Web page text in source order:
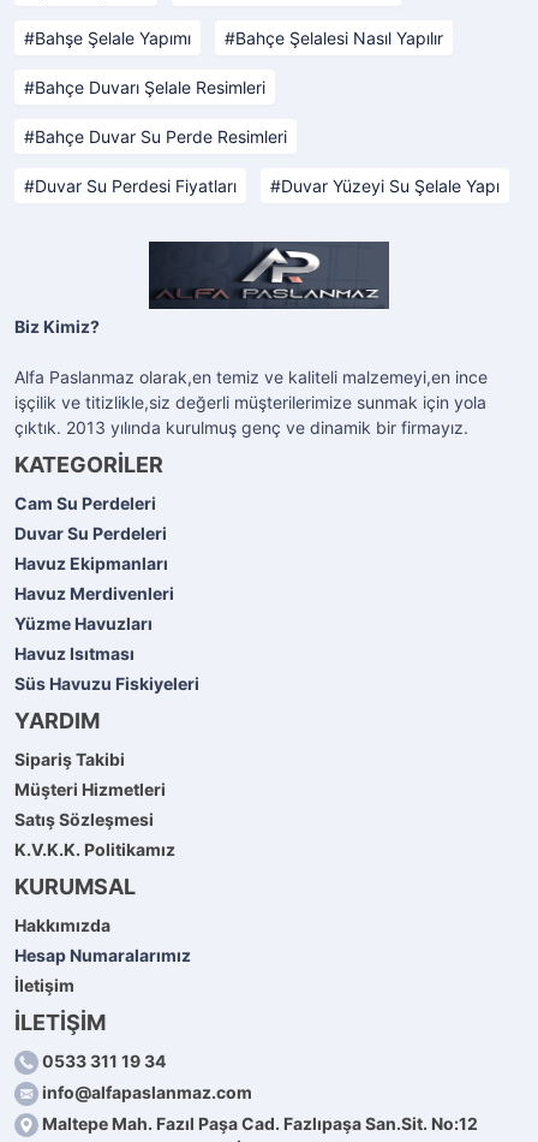
Bahşe Şelale Yapımı Bahçe Şelalesi Nasıl Yapılır
Bahçe Duvarı Şelale Resimleri
Bahçe Duvar Su Perde Resimleri
Duvar Su Perdesi Fiyatları Duvar Yüzeyi Su Şelale Yapı
Biz Kimiz?
Alfa Paslanmaz olarak,en temiz ve kaliteli malzemeyi,en ince
işçilik ve titizlikle,siz değerli müşterilerimize sunmak için yola
çıktık. 2013 yılında kurulmuş genç ve dinamik bir firmayız.
KATEGORİLER
Cam Su Perdeleri
Duvar Su Perdeleri
Havuz Ekipmanları
Havuz Merdivenleri
Yüzme Havuzları
Havuz Isıtması
Süs Havuzu Fiskiyeleri
YARDIM
Sipariş Takibi
Müşteri Hizmetleri
Satış Sözleşmesi
K.V.K.K. Politikamız
KURUMSAL
Hakkımızda
Hesap Numaralarımız
İletişim
İLETİŞİM
0533 311 19 34
info@alfapaslanmaz.com
Maltepe Mah. Fazıl Paşa Cad. Fazlıpaşa San.Sit. No:12